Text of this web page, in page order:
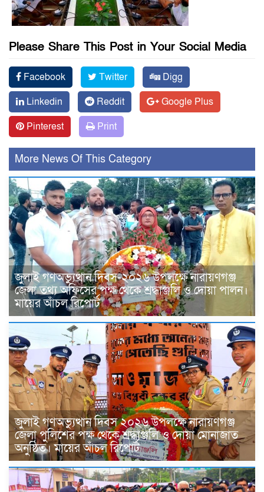
Please Share This Post in Your Social Media
Facebook Twitter
Digg
Linkedin
Reddit
Google Plus
Pinterest
Print
More News Of This Category
জুলাই গণঅভ্যুত্থান দিবস-২০২৬ উপলক্ষে নারায়ণগঞ্জ
জেলা তথ্য অফিসের পক্ষ থেকে শ্রদ্ধাঞ্জলি ও দোয়া পালন।
মায়ের আঁচল রিপোর্ট
জুলাই গণঅভ্যুত্থান দিবস ২০২৬ উপলক্ষে নারায়ণগঞ্জ
জেলা পুলিশের পক্ষ থেকে শ্রদ্ধাঞ্জলি ও দোয়া মোনাজাত
অনুষ্ঠিত। মায়ের আঁচল রিপোর্ট